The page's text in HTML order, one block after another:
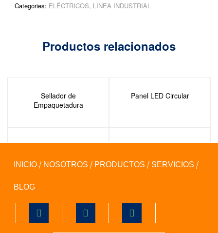
Categories: ELÉCTRICOS, LINEA INDUSTRIAL
Productos relacionados
Sellador de
Empaquetadura
Panel LED Circular
Disco Diamantado Disco de Corte Metal
INICIO NOSOTROS PRODUCTOS SERVICIOS
BLOG